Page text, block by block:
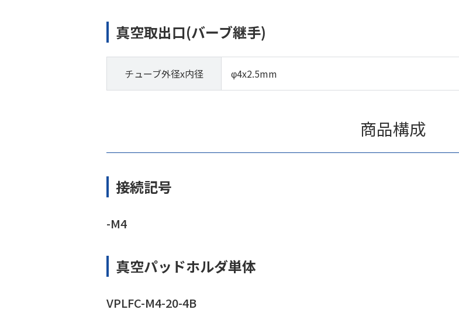
真空取出口(バーブ継手)
チューブ外径x内径 φ4x2.5mm
商品構成
接続記号
-M4
真空パッドホルダ単体
VPLFC-M4-20-4B